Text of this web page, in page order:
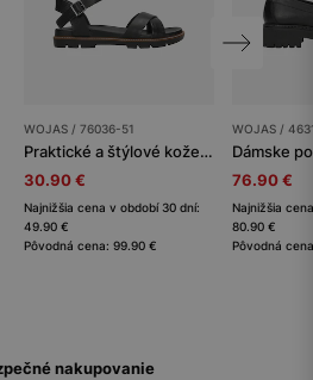
WOJAS / 76036-51
Praktické a štýlové kožené dámske sandále na leto
30.90 €
Najnižšia cena v období 30 dní:
49.90 €
Pôvodná cena: 99.90 €
WOJAS /
Dámske
76.90 €
Najnižšia
80.90 €
Pôvodná
nakupovanie